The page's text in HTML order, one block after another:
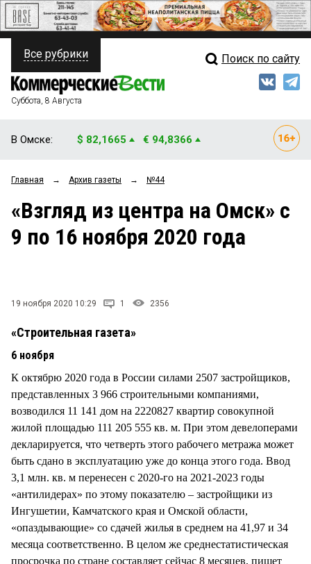
ПОЛИТИКА
ФИНАНСЫ
ОБЩЕСТВО
ЗАКОН
СТИЛЬ ЖИЗНИ
Свежий выпуск
Рейтинги
Блоги
Все рубрики Поиск по сайту
Суббота, 8 Августа
В Омске: $ 82,1665 € 94,8366
Главная → Архив газеты → №44
«Взгляд из центра на Омск» с
9 по 16 ноября 2020 года
19 ноября 2020 10:29 1 2356
«Строительная газета»
6 ноября
К октябрю 2020 года в России силами 2507 застройщиков,
представленных 3 966 строительными компаниями,
возводился 11 141 дом на 2220827 квартир совокупной
жилой площадью 111 205 555 кв. м. При этом девелоперами
декларируется, что четверть этого рабочего метража может
быть сдано в эксплуатацию уже до конца этого года. Ввод
3,1 млн. кв. м перенесен с 2020-го на 2021-2023 годы
«антилидерах» по этому показателю – застройщики из
Ингушетии, Камчатского края и Омской области,
«опаздывающие» со сдачей жилья в среднем на 41,97 и 34
месяца соответственно. В целом же среднестатистическая
просрочка по стране составляет сейчас 8 месяцев, пишет